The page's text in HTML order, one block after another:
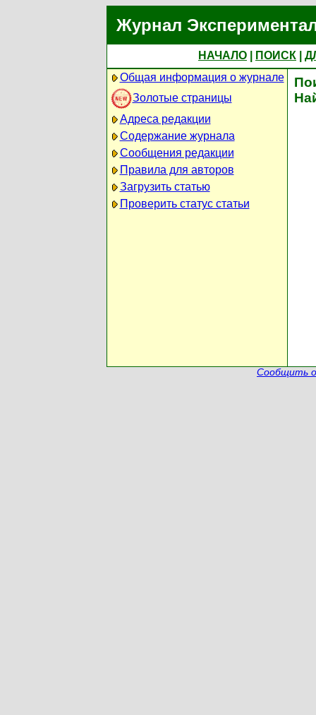
Журнал
НАЧАЛО ПОИСК
Общая информация о журнале
Золотые страницы
Адреса редакции
Содержание журнала
Сообщения редакции
Правила для авторов
Загрузить статью
Проверить статус статьи
Сообщить о